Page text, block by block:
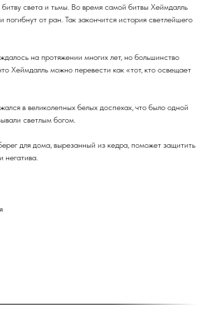
света и тьмы. Во время самой битвы Хеймдалль
от ран. Так закончится история светлейшего
на протяжении многих лет, но большинство
Хеймдалль можно перевести как «тот, кто освещает
в великолепных белых доспехах, что было одной
светлым богом.
для дома, вырезанный из кедра, поможет защитить
негатива.